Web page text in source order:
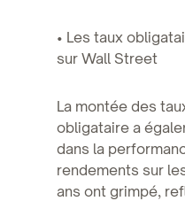
• Les taux
sur Wall Street
La montée des
obligataire a
dans la
rendements sur
ans ont grimpé,